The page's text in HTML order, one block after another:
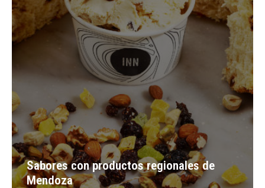
Sabores con productos regionales de
Mendoza